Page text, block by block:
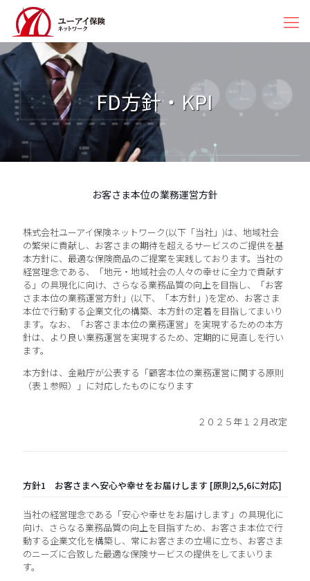
FD方針・KPI
お客さま本位の業務運営方針
株式会社ユーアイ保険ネットワーク(以下「当社」)は、地域社会
の繁栄に貢献し、お客さまの期待を超えるサービスのご提供を基
本方針に、最適な保険商品のご提案を実践しております。当社の
経営理念である、「地元・地域社会の人々の幸せに全力で貢献す
る」の具現化に向け、さらなる業務品質の向上を目指し、「お客
さま本位の業務運営方針」(以下、「本方針」)を定め、お客さま
本位で行動する企業文化の構築、本方針の定着を目指してまいり
ます。なお、「お客さま本位の業務運営」を実現するための本方
針は、より良い業務運営を実現するため、定期的に見直しを行い
ます。
本方針は、金融庁が公表する「顧客本位の業務運営に関する原則
（表１参照）」に対応したものになります
２０２５年１２月改定
方針1 お客さまへ安心や幸せをお届けします [原則2,5,6に対応]
当社の経営理念である「安心や幸せをお届けします」の具現化に
向け、さらなる業務品質の向上を目指すため、お客さま本位で行
動する企業文化を構築し、常にお客さまの立場に立ち、お客さま
のニーズに合致した最適な保険サービスの提供をしてまいりま
す。